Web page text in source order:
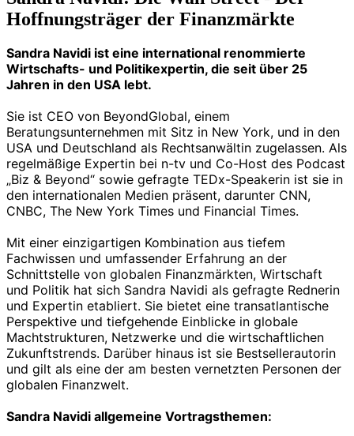
Hoffnungsträger der Finanzmärkte
Sandra Navidi ist eine international renommierte
Wirtschafts- und Politikexpertin, die seit über 25
Jahren in den USA lebt.
Sie ist CEO von BeyondGlobal, einem
Beratungsunternehmen mit Sitz in New York, und in den
USA und Deutschland als Rechtsanwältin zugelassen. Als
regelmäßige Expertin bei n-tv und Co-Host des Podcast
„Biz & Beyond“ sowie gefragte TEDx-Speakerin ist sie in
den internationalen Medien präsent, darunter CNN,
CNBC, The New York Times und Financial Times.
Mit einer einzigartigen Kombination aus tiefem
Fachwissen und umfassender Erfahrung an der
Schnittstelle von globalen Finanzmärkten, Wirtschaft
und Politik hat sich Sandra Navidi als gefragte Rednerin
und Expertin etabliert. Sie bietet eine transatlantische
Perspektive und tiefgehende Einblicke in globale
Machtstrukturen, Netzwerke und die wirtschaftlichen
Zukunftstrends. Darüber hinaus ist sie Bestsellerautorin
und gilt als eine der am besten vernetzten Personen der
globalen Finanzwelt.
Sandra Navidi allgemeine Vortragsthemen: